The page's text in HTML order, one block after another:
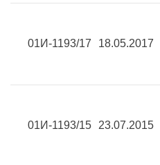
01И-1193/17 18.05.2017
01И-1193/15 23.07.2015